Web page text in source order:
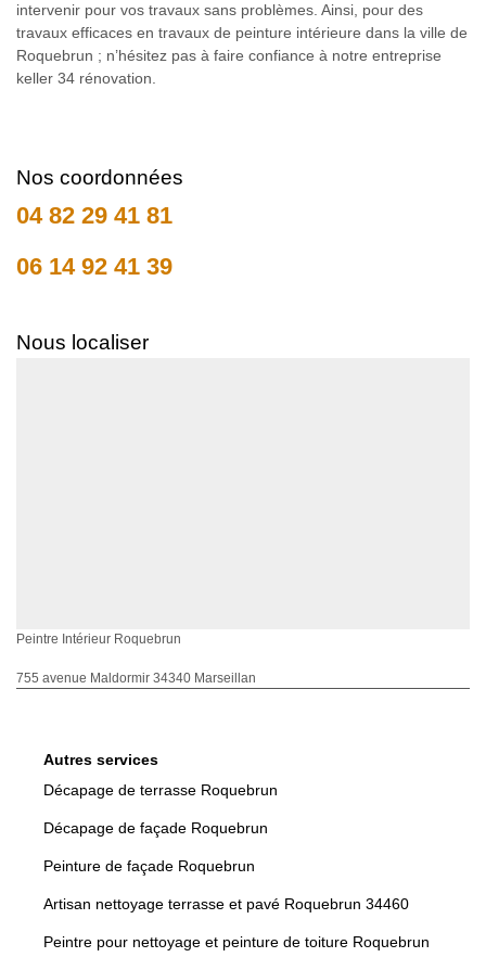
intervenir pour vos travaux sans problèmes. Ainsi, pour des
travaux efficaces en travaux de peinture intérieure dans la ville de
Roquebrun ; n’hésitez pas à faire confiance à notre entreprise
keller 34 rénovation.
Nos coordonnées
04 82 29 41 81
06 14 92 41 39
Nous localiser
Peintre Intérieur Roquebrun
755 avenue Maldormir 34340 Marseillan
Autres services
Décapage de terrasse Roquebrun
Décapage de façade Roquebrun
Peinture de façade Roquebrun
Artisan nettoyage terrasse et pavé Roquebrun 34460
Peintre pour nettoyage et peinture de toiture Roquebrun